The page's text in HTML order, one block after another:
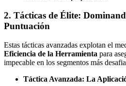
2. Tácticas de Élite:
Puntuación
Estas tácticas avanzadas explotan el
Eficiencia de la Herramienta para
impecable en los segmentos más
Táctica Avanzada: La